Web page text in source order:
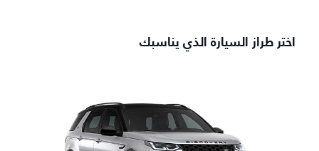
اختر طراز السيارة الذي يناسبك